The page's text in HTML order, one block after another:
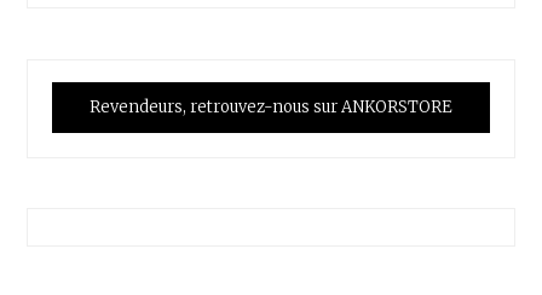
Revendeurs, retrouvez-nous sur ANKORSTORE